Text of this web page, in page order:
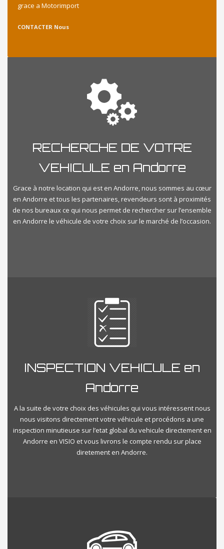
grace a Motorimport
CONTACTER Nous
RECHERCHE DE VOTRE
VEHICULE en Andorre
Grace à notre location qui est en Andorre, nous sommes au cœur
en Andorre et tous les partenaires, revendeurs sont à proximités
de nos bureaux ce qui nous permet de rechercher sur l’ensemble
en Andorre le véhicule de votre choix sur le marché de l’occasion.
INSPECTION VEHICULE en
Andorre
A la suite de votre choix des véhicules qui vous intéressent nous
nous visitons directement votre véhicule et procédons a une
inspection minutieuse sur l’etat global du vehicule directement en
Andorre en VISIO et vous livrons le compte rendu sur place
diretement en Andorre.